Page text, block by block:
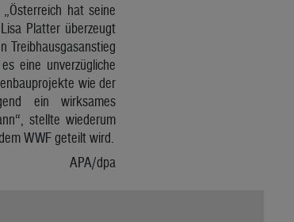
hat seine
Platter überzeugt
Treibhausgasanstieg
eine unverzügliche
wie der
ein wirksames
stellte wiederum
WWF geteilt wird.
APA/dpa